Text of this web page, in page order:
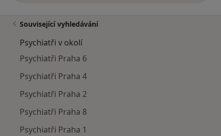
Související vyhledávání
Psychiatři v okolí
Psychiatři Praha 6
Psychiatři Praha 4
Psychiatři Praha 2
Psychiatři Praha 8
Psychiatři Praha 1